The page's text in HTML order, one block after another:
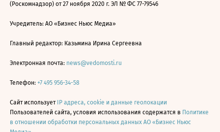
(Роскомнадзор) от 27 ноября 2020 г. ЭЛ № ФС 77-79546
Учредитель: АО «Бизнес Ньюс Медиа»
Главный редактор: Казьмина Ирина Сергеевна
Электронная почта: news@vedomosti.ru
Телефон: +7 495 956-34-58
Сайт использует IP адреса, cookie и данные геолокации
Пользователей сайта, условия использования содержатся в Политике
в отношении обработки персональных данных АО «Бизнес Ньюс